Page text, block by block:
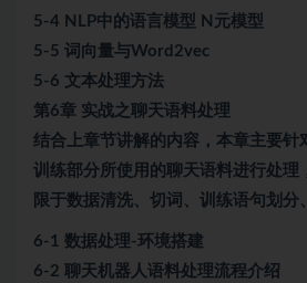
5-4 NLP中的语言模型 N元模型
5-5 词向量与Word2vec
5-6 文本处理方法
第6章 实战之聊天语料处理
结合上章节讲解的内容，本章主要针
训练部分所使用的聊天语料进行处理
限于数据清洗、切词、训练语句划分
6-1 数据处理-环境搭建
6-2 聊天机器人语料处理流程介绍